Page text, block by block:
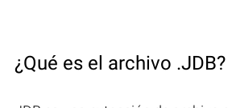
¿Qué es el archivo .JDB?